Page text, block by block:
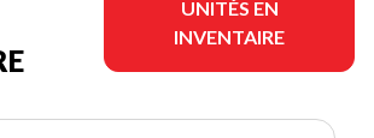
UNITÉS EN
INVENTAIRE